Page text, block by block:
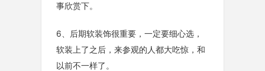
事欣赏下。
6、后期软装饰很重要，一定要细心选，
软装上了之后，来参观的人都大吃惊，和
以前不一样了。